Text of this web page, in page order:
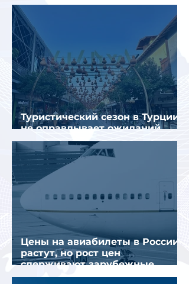
в Турции
Туристический сезон в Турции
не оправдывает ожиданий
отрасли
Цены на авиабилеты в России
растут, но рост цен
сдерживают зарубежные
конкуренты